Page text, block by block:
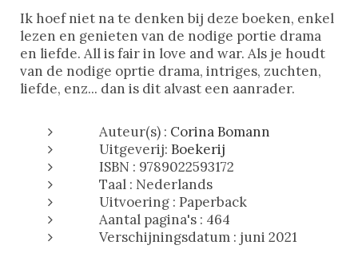
Ik hoef niet na te denken bij deze boeken, enkel
lezen en genieten van de nodige portie drama
en liefde. All is fair in love and war. Als je houdt
van de nodige oprtie drama, intriges, zuchten,
liefde, enz... dan is dit alvast een aanrader.
Auteur(s) : Corina Bomann
Uitgeverij: Boekerij
ISBN : 9789022593172
Taal : Nederlands
Uitvoering : Paperback
Aantal pagina's : 464
Verschijningsdatum : juni 2021